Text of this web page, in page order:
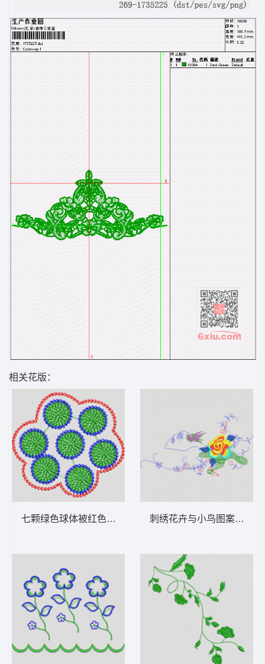
相关花版：
七颗绿色球体被红色边界包围 花型刺绣花卉与小鸟图案 花型